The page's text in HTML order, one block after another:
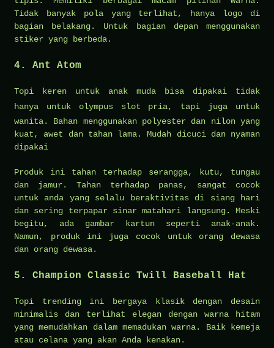
Tidak banyak pola yang terlihat, hanya logo di
bagian belakang. Untuk bagian depan menggunakan
stiker yang berbeda.
4. Ant Atom
Topi keren untuk anak muda bisa dipakai tidak
hanya untuk olympus slot pria, tapi juga untuk
wanita. Bahan menggunakan polyester dan nilon yang
kuat, awet dan tahan lama. Mudah dicuci dan nyaman
dipakai
Produk ini tahan terhadap serangga, kutu, tungau
dan jamur. Tahan terhadap panas, sangat cocok
untuk anda yang selalu beraktivitas di siang hari
dan sering terpapar sinar matahari langsung. Meski
begitu, ada gambar kartun seperti anak-anak.
Namun, produk ini juga cocok untuk orang dewasa
dan orang dewasa.
5. Champion Classic Twill Baseball Hat
Topi trending ini bergaya klasik dengan desain
minimalis dan terlihat elegan dengan warna hitam
yang memudahkan dalam memadukan warna. Baik kemeja
atau celana yang akan Anda kenakan.